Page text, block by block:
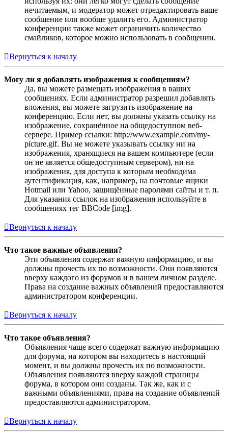
нечитаемым, и модератор может отредактировать ваше
сообщение или вообще удалить его. Администратор
конференции также может ограничить количество
смайликов, которое можно использовать в сообщении.
Вернуться к началу
Могу ли я добавлять изображения к сообщениям?
Да, вы можете размещать изображения в ваших
сообщениях. Если администратор разрешил добавлять
вложения, вы можете загрузить изображение на
конференцию. Если нет, вы должны указать ссылку на
изображение, сохранённое на общедоступном веб-
сервере. Пример ссылки: http://www.example.com/my-
picture.gif. Вы не можете указывать ссылку ни на
изображения, хранящиеся на вашем компьютере (если
он не является общедоступным сервером), ни на
изображения, для доступа к которым необходима
аутентификация, как, например, на почтовые ящики
Hotmail или Yahoo, защищённые паролями сайты и т. п.
Для указания ссылок на изображения используйте в
сообщениях тег BBCode [img].
Вернуться к началу
Что такое важные объявления?
Эти объявления содержат важную информацию, и вы
должны прочесть их по возможности. Они появляются
вверху каждого из форумов и в вашем личном разделе.
Права на создание важных объявлений предоставляются
администратором конференции.
Вернуться к началу
Что такое объявления?
Объявления чаще всего содержат важную информацию
для форума, на котором вы находитесь в настоящий
момент, и вы должны прочесть их по возможности.
Объявления появляются вверху каждой страницы
форума, в котором они созданы. Так же, как и с
важными объявлениями, права на создание объявлений
предоставляются администратором.
Вернуться к началу